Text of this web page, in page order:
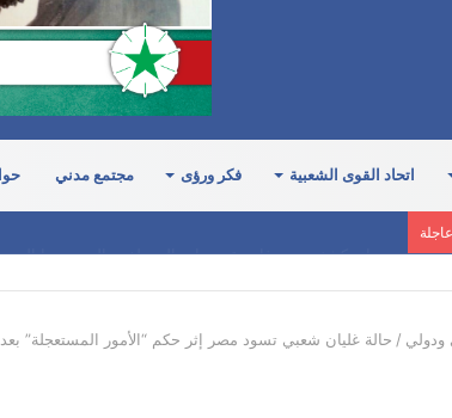
اتحاد القوى الشعبية فكر ورؤى مجتمع مدني
ودولي / حالة غليان شعبي تسود مصر إثر حكم “الأمور المستعجلة”